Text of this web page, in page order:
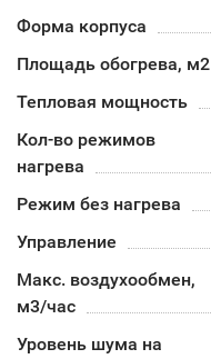
Форма корпуса
Площадь обогрева, м2
Тепловая мощность
Кол-во режимов
нагрева
Режим без нагрева
Управление
Макс. воздухообмен,
м3/час
Уровень шума на